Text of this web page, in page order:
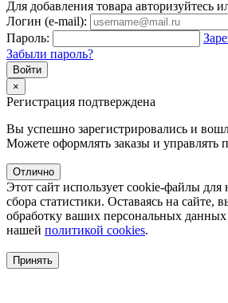
Для добавления товара авторизуйтесь
Логин (e-mail):
Пароль:
Забыли пароль?
×
Регистрация подтверждена
Вы успешно зарегистрировались и
Можете оформлять заказы и управлять
Отлично
Этот сайт использует cookie-файлы
сбора статистики. Оставаясь на сайте,
обработку ваших персональных данных
нашей политикой cookies.
Принять